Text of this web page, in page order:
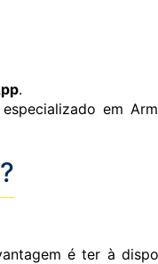
.
em
é ter à